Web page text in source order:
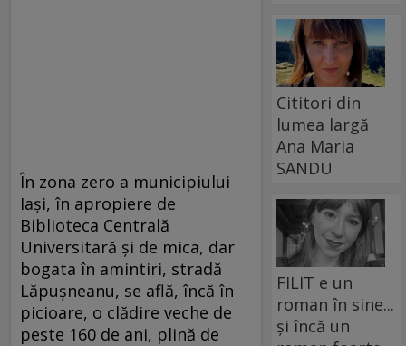
În zona zero a municipiului
Iaşi, în apropiere de
Biblioteca Centrală
Universitară şi de mica, dar
bogata în amintiri, stradă
Lăpuşneanu, se află, încă în
picioare, o clădire veche de
peste 160 de ani, plină de
Cititori din
lumea largă
Ana Maria
SANDU
FILIT e un
roman în sine...
și încă un